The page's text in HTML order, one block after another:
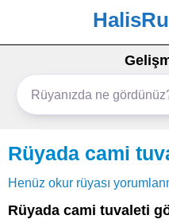
Rüyada cami
Henüz okur rüyası
Rüyada cami tuvaleti